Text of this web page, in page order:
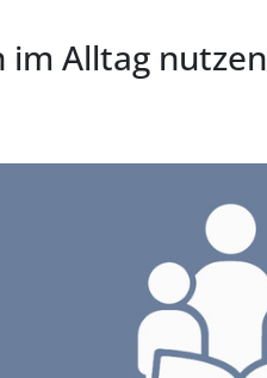
im Alltag nutzen